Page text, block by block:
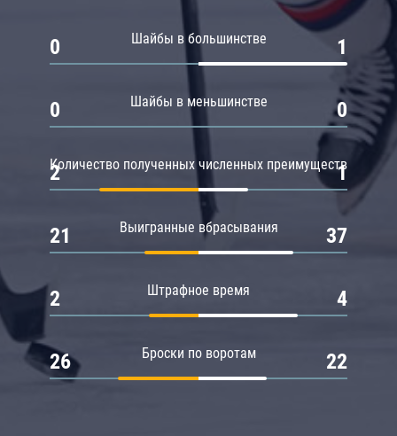
Шайбы в большинстве
0 1
Шайбы в меньшинстве
0 0
Количество полученных численных преимуществ
2 1
Выигранные вбрасывания
21 37
Штрафное время
2 4
Броски по воротам
26 22